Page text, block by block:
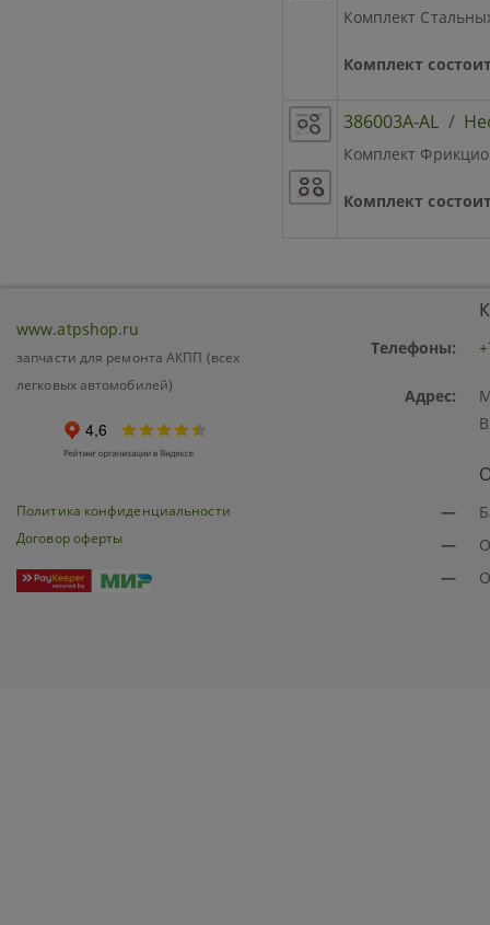
Комплект
Комплект
386003A-AL /
Комплект
Комплект
www.atpshop.ru
запчасти для ремонта АКПП (всех
легковых автомобилей)
Политика конфиденциальности
Договор оферты
Телефоны:
Адрес:
—
—
—